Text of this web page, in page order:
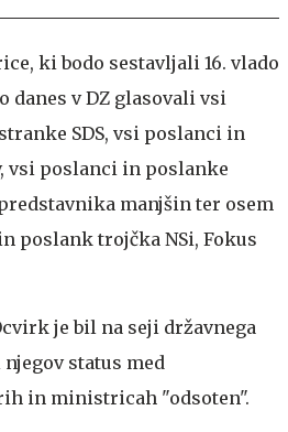
ki bodo sestavljali 16. vlado
danes v DZ glasovali vsi
SDS, vsi poslanci in
vsi poslanci in poslanke
manjšin ter osem
poslank trojčka NSi, Fokus
je bil na seji državnega
status med
in ministricah "odsoten".